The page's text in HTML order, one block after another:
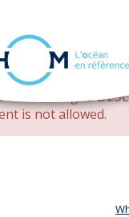
changed DESC
is not allowed.